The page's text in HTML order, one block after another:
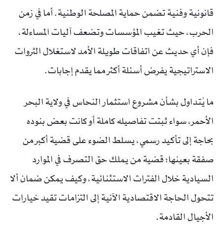
قانونية وفنية تضمن حماية المصلحة الوطنية. أما في زمن
الحرب، حيث تغيب المؤسسات وتضعف آليات المساءلة،
فإن أي حديث عن اتفاقات طويلة الأمد لاستغلال الثروات
الاستراتيجية يفرض أسئلة أكثر مما يقدم إجابات.
ما يُتداول بشأن مشروع استثمار النحاس في ولاية البحر
الأحمر، سواء ثبتت تفاصيله كاملة أو كانت بعض بنوده
بحاجة إلى تأكيد رسمي، يسلط الضوء على قضية أكبر من
صفقة بعينها؛ قضية من يملك حق التصرف في الموارد
السيادية خلال الفترات الاستثنائية، وكيف يمكن ضمان ألا
تتحول الحاجة الاقتصادية الآنية إلى التزامات تقيد خيارات
الأجيال القادمة.